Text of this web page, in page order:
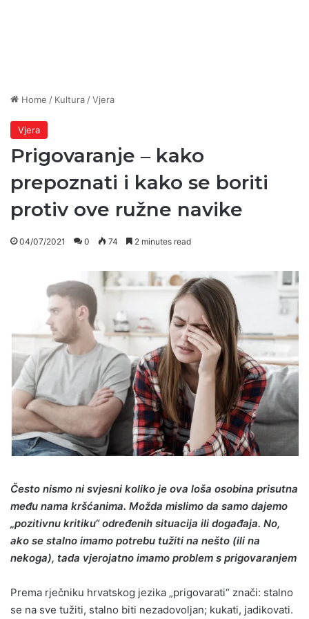
Home / Kultura /Vjera
Vjera
Prigovaranje ‒ kako
prepoznati i kako se boriti
protiv ove ružne navike
04/07/2021 0 74 2 minutes read
Često nismo ni svjesni koliko je ova loša osobina prisutna
među nama kršćanima. Možda mislimo da samo dajemo
„pozitivnu kritiku“ određenih situacija ili događaja. No,
ako se stalno imamo potrebu tužiti na nešto (ili na
nekoga), tada vjerojatno imamo problem s prigovaranjem
Prema rječniku hrvatskog jezika „prigovarati“ znači: stalno
se na sve tužiti, stalno biti nezadovoljan; kukati, jadikovati.